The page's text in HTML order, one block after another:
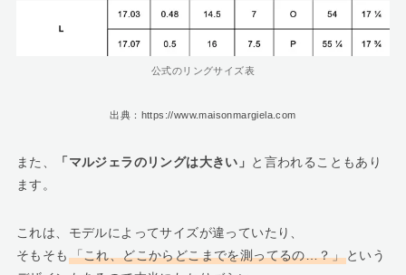
公式のリングサイズ表
出典：https://www.maisonmargiela.com
また、 「マルジェラのリングは大きい」 と言われることもあり
ます。
これは、モデルによってサイズが違っていたり、
そもそも 「これ、どこからどこまでを測ってるの…？」 という